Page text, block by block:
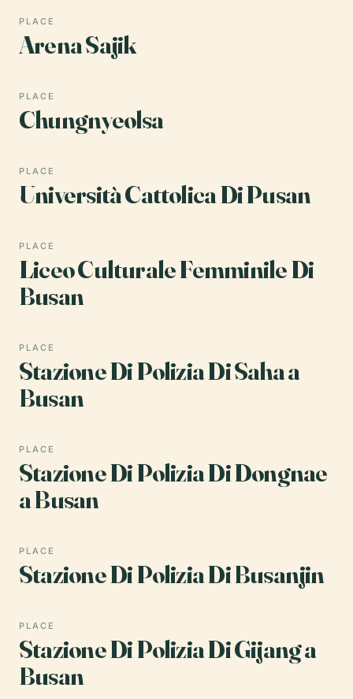
PLACE
Arena Sajik
PLACE
Chungnyeolsa
PLACE
Università Cattolica Di Pusan
PLACE
Liceo Culturale Femminile Di
Busan
PLACE
Stazione Di Polizia Di Saha a
Busan
PLACE
Stazione Di Polizia Di Dongnae
a Busan
PLACE
Stazione Di Polizia Di Busanjin
PLACE
Stazione Di Polizia Di Gijang a
Busan